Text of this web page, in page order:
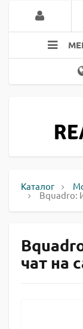
Каталог
Bquadro:
чат на